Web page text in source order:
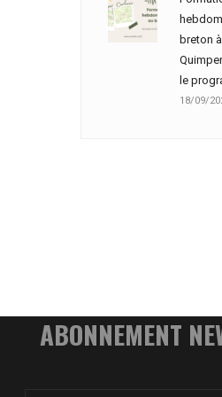
breton
le
18/09/
ABONNEMENT